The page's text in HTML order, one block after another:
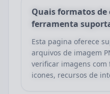
Quais formatos
ferramenta
Esta pagina oferece
arquivos de imagem
verificar imagens
icones, recursos de